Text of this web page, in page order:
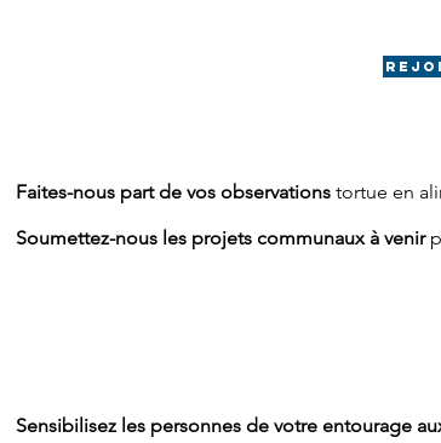
Faites-nous part de vos observations tortue en
Soumettez-nous les projets communaux à venir
Sensibilisez les personnes de votre entourage